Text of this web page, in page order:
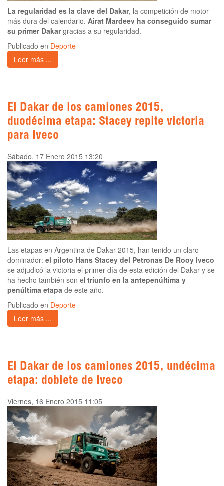
La regularidad es la clave del Dakar, la competición de motor
más dura del calendario. Airat Mardeev ha conseguido sumar
su primer Dakargracias a su regularidad.
Publicado en Deporte
Leer más ...
El Dakar de los camiones 2015,
duodécima etapa: Stacey repite victoria
para Iveco
Sábado, 17 Enero 2015 13:20
Las etapas en Argentina de Dakar 2015, han tenido un claro
dominador: el piloto Hans Stacey del Petronas De Rooy Iveco
se adjudicó la victoria el primer día de esta edición del Dakar y se
ha hecho también son el triunfo en la antepenúltima y
penúltima etapa de este año.
Publicado en Deporte
Leer más ...
El Dakar de los camiones 2015, undécima
etapa: doblete de Iveco
Viernes, 16 Enero 2015 11:05